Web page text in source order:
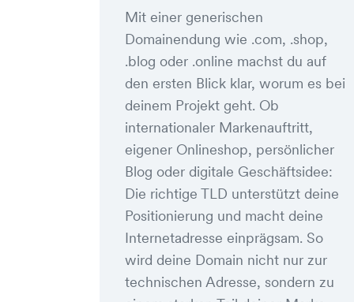
Mit einer generischen
Domainendung wie .com, .shop,
.blog oder .online machst du auf
den ersten Blick klar, worum es bei
deinem Projekt geht. Ob
internationaler Markenauftritt,
eigener Onlineshop, persönlicher
Blog oder digitale Geschäftsidee:
Die richtige TLD unterstützt deine
Positionierung und macht deine
Internetadresse einprägsam. So
wird deine Domain nicht nur zur
technischen Adresse, sondern zu